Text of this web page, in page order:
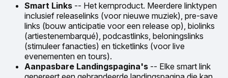
Smart Links -- Het kernproduct. Meerdere linktypen
inclusief releaselinks (voor nieuwe muziek), pre-save
links (bouw anticipatie voor een release op), biolinks
(artiestenembarqué), podcastlinks, beloningslinks
(stimuleer fanacties) en ticketlinks (voor live
evenementen en tours).
Aanpasbare Landingspagina's -- Elke smart link